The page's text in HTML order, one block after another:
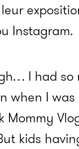
Instagram.
I had
when I
Mommy
kids